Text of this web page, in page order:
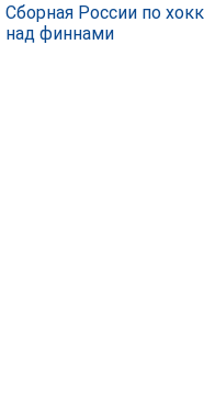
Сборная России по
над финнами